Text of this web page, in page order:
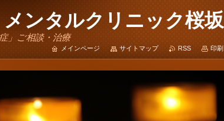
ンタルクリニック桜坂
」ご相談・治療
メインページ サイトマップ RSS 印刷